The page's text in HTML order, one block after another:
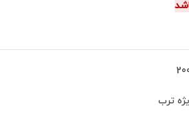
ترب